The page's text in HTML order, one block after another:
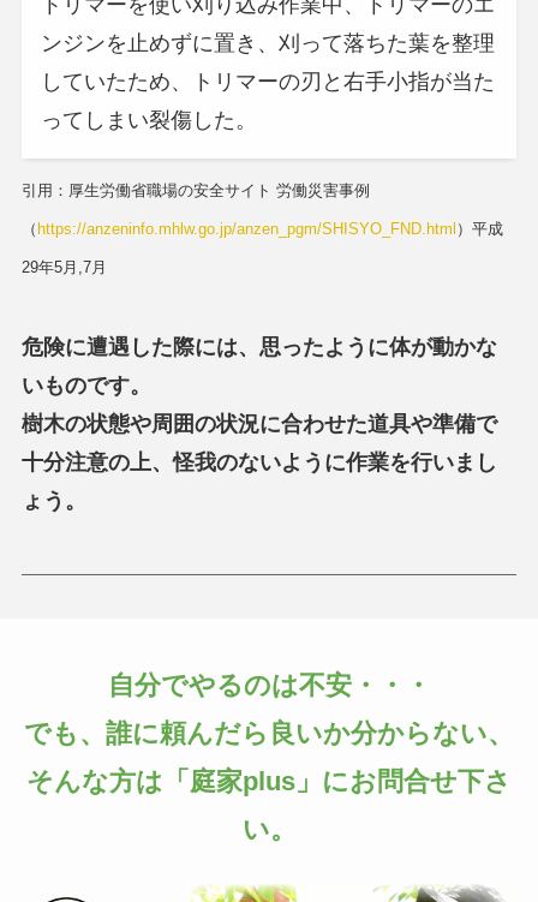
トリマーを使い刈り込み作業中、トリマーのエ
ンジンを止めずに置き、刈って落ちた葉を整理
していたため、トリマーの刃と右手小指が当た
ってしまい裂傷した。
引用：厚生労働省職場の安全サイト 労働災害事例
（ https://anzeninfo.mhlw.go.jp/anzen_pgm/SHISYO_FND.html ）平成
29年5月,7月
危険に遭遇した際には、思ったように体が動かな
いものです。
樹木の状態や周囲の状況に合わせた道具や準備で
十分注意の上、怪我のないように作業を行いまし
ょう。
自分でやるのは不安・・・
でも、誰に頼んだら良いか分からない、
そんな方は「庭家plus」にお問合せ下さ
い。